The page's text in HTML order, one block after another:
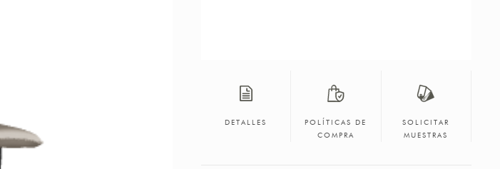
DETALLES
POLÍTICAS DE
COMPRA
SOLICITAR
MUESTRAS